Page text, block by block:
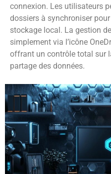
connexion. Les utilisateurs
dossiers à synchroniser
stockage local. La gestion
simplement via l’icône
offrant un contrôle total sur
partage des données.